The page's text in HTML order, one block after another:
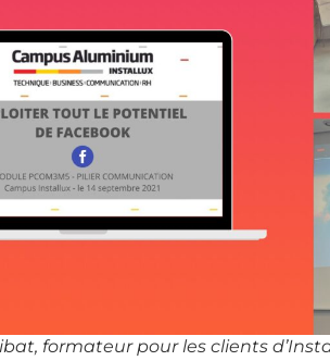
formateur pour les clients